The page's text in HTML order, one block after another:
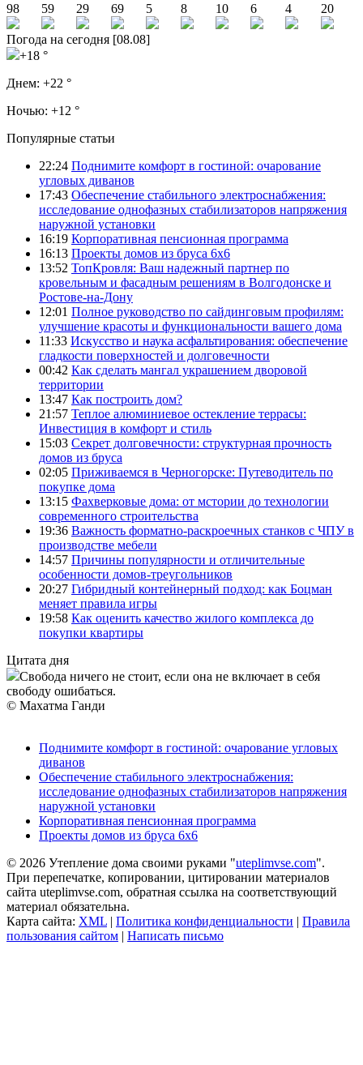
98
59 29 69 5 8 10 6 4 20
Погода на сегодня [08.08]
+18 °
Днем: +22 °
Ночью: +12 °
Популярные статьи
22:24 Поднимите комфорт в гостиной: очарование
угловых диванов
17:43 Обеспечение стабильного электроснабжения:
исследование однофазных стабилизаторов напряжения
наружной установки
16:19 Корпоративная пенсионная программа
16:13 Проекты домов из бруса 6х6
13:52 ТопКровля: Ваш надежный партнер по
кровельным и фасадным решениям в Волгодонске и
Ростове-на-Дону
12:01 Полное руководство по сайдинговым профилям:
улучшение красоты и функциональности вашего дома
11:33 Искусство и наука асфальтирования: обеспечение
гладкости поверхностей и долговечности
00:42 Как сделать мангал украшением дворовой
территории
13:47 Как построить дом?
21:57 Теплое алюминиевое остекление террасы:
Инвестиция в комфорт и стиль
15:03 Секрет долговечности: структурная прочность
домов из бруса
02:05 Приживаемся в Черногорске: Путеводитель по
покупке дома
13:15 Фахверковые дома: от мстории до технологии
современного строительства
19:36 Важность форматно-раскроечных станков с ЧПУ в
производстве мебели
14:57 Причины популярности и отличительные
особенности домов-треугольников
20:27 Гибридный контейнерный подход: как Боцман
меняет правила игры
19:58 Как оценить качество жилого комплекса до
покупки квартиры
Цитата дня
Свобода ничего не стоит, если она не включает в себя
свободу ошибаться.
© Махатма Ганди
Поднимите комфорт в гостиной: очарование угловых
диванов
Обеспечение стабильного электроснабжения:
исследование однофазных стабилизаторов напряжения
наружной установки
Корпоративная пенсионная программа
Проекты домов из бруса 6х6
© 2026 Утепление дома своими руками "uteplimvse.com".
При перепечатке, копировании, цитировании материалов
сайта uteplimvse.com, обратная ссылка на соответствующий
материал обязательна.
Карта сайта: XML | Политика конфиденциальности | Правила
пользования сайтом | Написать письмо